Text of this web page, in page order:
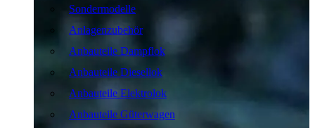
Sondermodelle
Anlagenzubehör
Anbauteile Dampflok
Anbauteile Diesellok
Anbauteile Elektrolok
Anbauteile Güterwagen